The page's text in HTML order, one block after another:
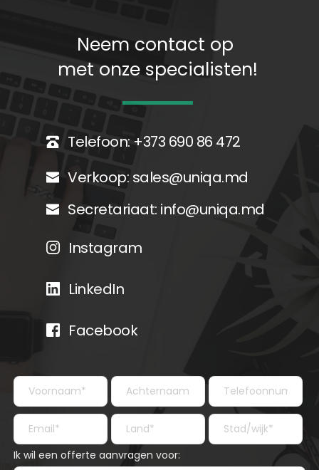
Neem contact op
met onze specialisten!
Telefoon: +373 690 86 472
Verkoop: sales@uniqa.md
Secretariaat: info@uniqa.md
Instagram
LinkedIn
Facebook
Ik wil een offerte aanvragen voor: